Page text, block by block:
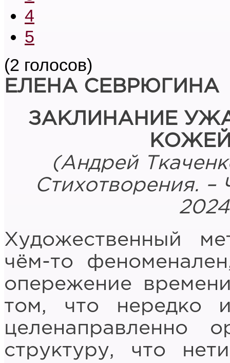
4
5
(2 голосов)
ЕЛЕНА СЕВРЮГИНА
ЗАКЛИНАНИЕ
(Андрей
Стихотворения. –
Художественный
чём-то
опережение
том, что нередко
целенаправленно
структуру, что